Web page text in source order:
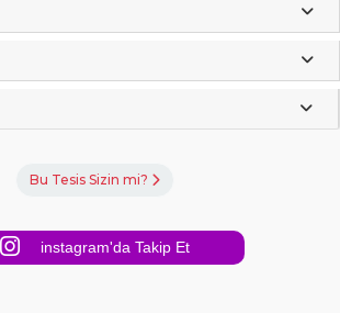
Bu Tesis Sizin mi?
instagram'da Takip Et